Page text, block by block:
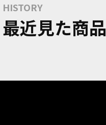
HISTORY
最近見た商品